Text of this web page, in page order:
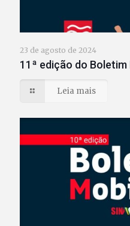
23 de agosto de 2024
11ª edição do
Leia mais